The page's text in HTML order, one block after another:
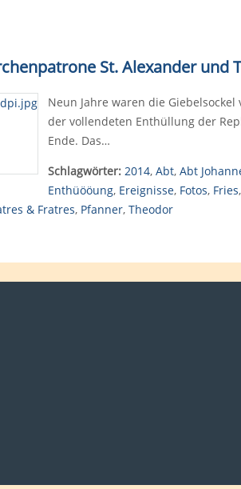
St. Alexander und
Neun Jahre waren die
der vollendeten Enthüllung der
Ende. Das…
Schlagwörter: 2014, Abt, Abt
Enthüööung, Ereignisse, Fotos, Fries,
& Fratres, Pfanner, Theodor